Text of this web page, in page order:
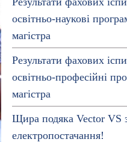
освітньо-наукові
магістра
Результати фахових
освітньо-професійні
магістра
Щира подяка Vector VS
електропостачання!